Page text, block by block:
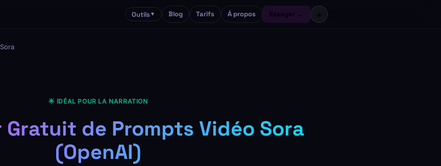
Outils▼ Blog Tarifs À propos Essayer → ☀️
🌟 IDÉAL POUR LA NARRATION
Gratuit de Prompts Vidéo Sora
(OpenAI)